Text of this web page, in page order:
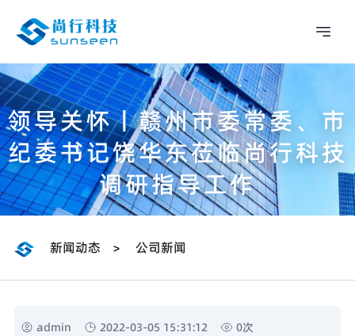
领导关怀丨赣州市委常委、市
纪委书记饶华东莅临尚行科技
调研指导工作
新闻动态 > 公司新闻
admin 2022-03-05 15:31:12 0次